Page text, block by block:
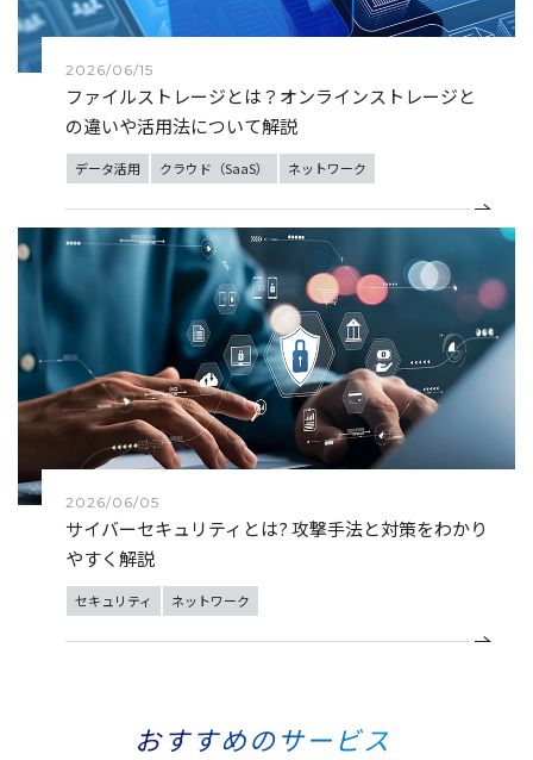
2026/06/15
ファイルストレージとは？オンラインストレージと
の違いや活用法について解説
データ活用 クラウド（SaaS） ネットワーク
2026/06/05
サイバーセキュリティとは? 攻撃手法と対策をわかり
やすく解説
セキュリティ ネットワーク
おすすめのサービス